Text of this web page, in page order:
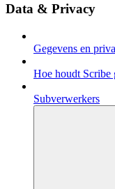
Data & Privacy
Gegevens en
Hoe houdt Scribe
Subverwerkers